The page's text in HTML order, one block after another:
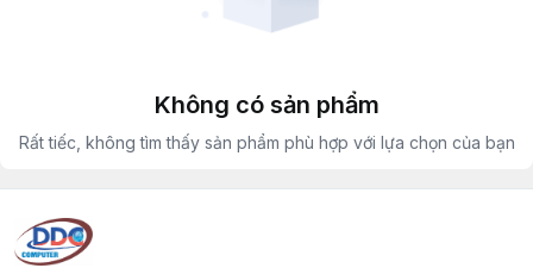
Không có sản phẩm
Rất tiếc, không tìm thấy sản phẩm phù hợp với lựa chọn của bạn